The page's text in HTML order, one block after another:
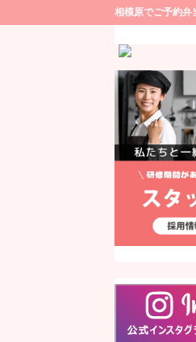
相模原でご予約弁